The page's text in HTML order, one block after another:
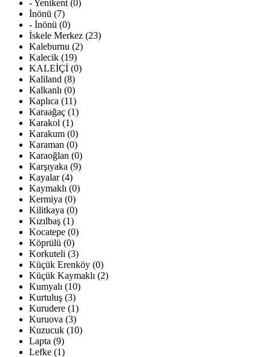
- Yenikent (0)
İnönü (7)
- İnönü (0)
İskele Merkez (23)
Kaleburnu (2)
Kalecik (19)
KALEİÇİ (0)
Kaliland (8)
Kalkanlı (0)
Kaplıca (11)
Karaağaç (1)
Karakol (1)
Karakum (0)
Karaman (0)
Karaoğlan (0)
Karşıyaka (9)
Kayalar (4)
Kaymaklı (0)
Kermiya (0)
Kilitkaya (0)
Kızılbaş (1)
Kocatepe (0)
Köprülü (0)
Korkuteli (3)
Küçük Erenköy (0)
Küçük Kaymaklı (2)
Kumyalı (10)
Kurtuluş (3)
Kurudere (1)
Kuruova (3)
Kuzucuk (10)
Lapta (9)
Lefke (1)